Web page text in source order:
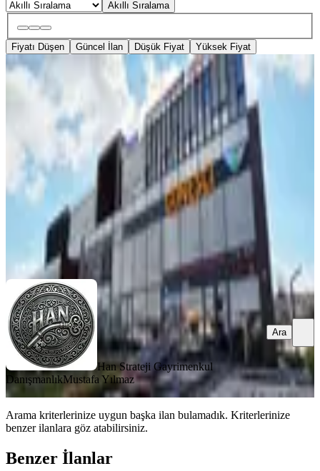
Akıllı Sıralama
Fiyatı Düşen Güncel İlan Düşük Fiyat Yüksek Fiyat
%
Beyler İş Merkezinde 220 M2 Kiralık
Ofis Fırsatı
Ankara, Çankaya
3 Oda·300 m² 22.02.2026
135.000 ₺ 150.000 ₺
Han Strateji Gayrimenkul Danışmanlık
Han Strateji Gayrimenkul
DanışmanlıkMustafa Yılmaz
Ara
Arama kriterlerinize uygun başka ilan bulamadık. Kriterlerinize
benzer ilanlara göz atabilirsiniz.
Benzer İlanlar